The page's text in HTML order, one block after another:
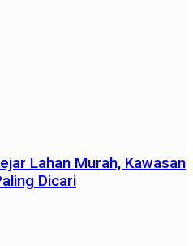
Lahan Murah, Kawasan
Dicari